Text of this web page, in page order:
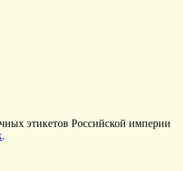
этикетов Российской империи
.